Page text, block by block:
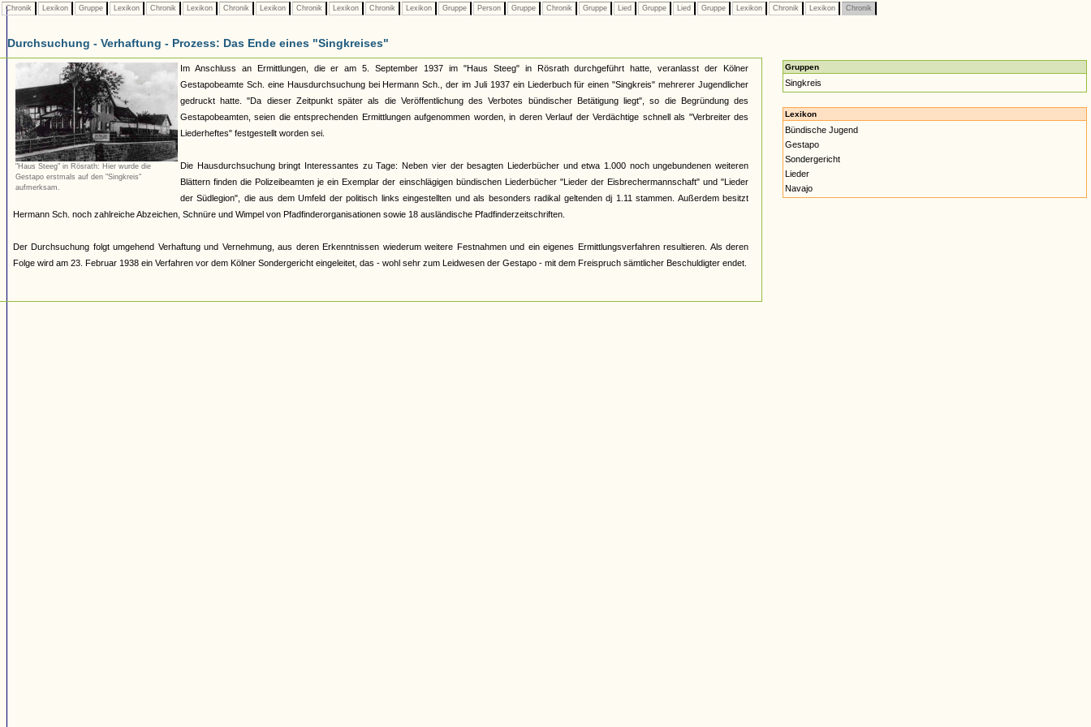
Chronik Lexikon Gruppe Lexikon Chronik Lexikon Chronik Lexikon Chronik Lexikon Chronik Lexikon Gruppe Person Gruppe Chronik Gruppe Lied Gruppe Lied Gruppe Lexikon Chronik Lexikon Chronik
Durchsuchung - Verhaftung - Prozess: Das Ende eines "Singkreises"
"Haus Steeg" in Rösrath: Hier wurde die
Gestapo erstmals auf den "Singkreis"
aufmerksam.
Im Anschluss an Ermittlungen, die er am 5. September 1937 im "Haus Steeg" in Rösrath durchgeführt hatte, veranlasst der Kölner
Gestapobeamte Sch. eine Hausdurchsuchung bei Hermann Sch., der im Juli 1937 ein Liederbuch für einen "Singkreis" mehrerer Jugendlicher
gedruckt hatte. "Da dieser Zeitpunkt später als die Veröffentlichung des Verbotes bündischer Betätigung liegt", so die Begründung des
Gestapobeamten, seien die entsprechenden Ermittlungen aufgenommen worden, in deren Verlauf der Verdächtige schnell als "Verbreiter des
Liederheftes" festgestellt worden sei.
Die Hausdurchsuchung bringt Interessantes zu Tage: Neben vier der besagten Liederbücher und etwa 1.000 noch ungebundenen weiteren
Blättern finden die Polizeibeamten je ein Exemplar der einschlägigen bündischen Liederbücher "Lieder der Eisbrechermannschaft" und "Lieder
der Südlegion", die aus dem Umfeld der politisch links eingestellten und als besonders radikal geltenden dj 1.11 stammen. Außerdem besitzt
Hermann Sch. noch zahlreiche Abzeichen, Schnüre und Wimpel von Pfadfinderorganisationen sowie 18 ausländische Pfadfinderzeitschriften.
Der Durchsuchung folgt umgehend Verhaftung und Vernehmung, aus deren Erkenntnissen wiederum weitere Festnahmen und ein eigenes Ermittlungsverfahren resultieren. Als deren
Folge wird am 23. Februar 1938 ein Verfahren vor dem Kölner Sondergericht eingeleitet, das - wohl sehr zum Leidwesen der Gestapo - mit dem Freispruch sämtlicher Beschuldigter endet.
Gruppen
Singkreis
Lexikon
Bündische Jugend
Gestapo
Sondergericht
Lieder
Navajo